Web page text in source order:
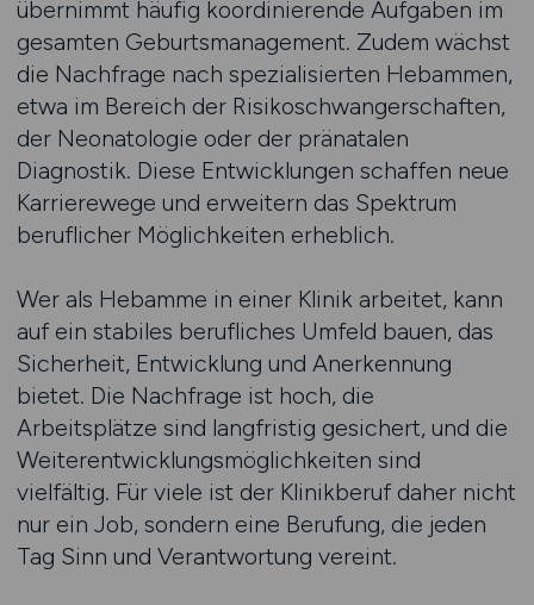
übernimmt häufig koordinierende Aufgaben im
gesamten Geburtsmanagement. Zudem wächst
die Nachfrage nach spezialisierten Hebammen,
etwa im Bereich der Risikoschwangerschaften,
der Neonatologie oder der pränatalen
Diagnostik. Diese Entwicklungen schaffen neue
Karrierewege und erweitern das Spektrum
beruflicher Möglichkeiten erheblich.
Wer als Hebamme in einer Klinik arbeitet, kann
auf ein stabiles berufliches Umfeld bauen, das
Sicherheit, Entwicklung und Anerkennung
bietet. Die Nachfrage ist hoch, die
Arbeitsplätze sind langfristig gesichert, und die
Weiterentwicklungsmöglichkeiten sind
vielfältig. Für viele ist der Klinikberuf daher nicht
nur ein Job, sondern eine Berufung, die jeden
Tag Sinn und Verantwortung vereint.